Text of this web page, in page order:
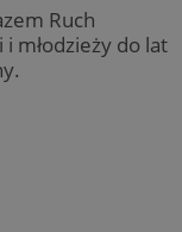
Ruch
młodzieży do lat